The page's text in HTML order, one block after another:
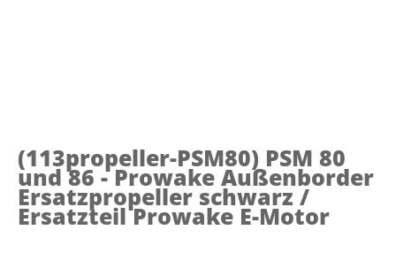
(113propeller-PSM80) PSM 80
und 86 - Prowake Außenborder
Ersatzpropeller schwarz /
Ersatzteil Prowake E-Motor